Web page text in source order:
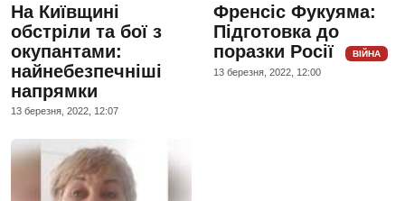
На Київщині
обстріли та бої з
окупантами:
найнебезпечніші
напрямки
13 березня, 2022, 12:07
Френсіс Фукуяма:
Підготовка до
поразки Росії
ВІЙНА
13 березня, 2022, 12:00